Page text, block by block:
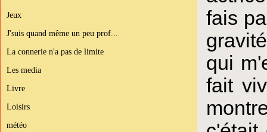
Jeux
J'suis quand même un peu prof...
La connerie n'a pas de limite
Les media
Livre
Loisirs
météo
fais
qui
fait